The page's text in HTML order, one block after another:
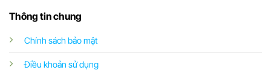
Thông tin chung
Chính sách bảo mật
Điều khoản sử dụng